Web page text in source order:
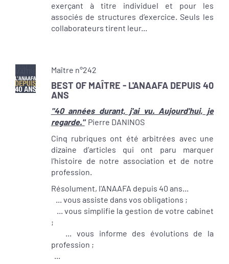
exerçant à titre individuel et pour les
associés de structures d’exercice. Seuls les
collaborateurs tirent leur...
Maître n°242
BEST OF MAÎTRE - L'ANAAFA DEPUIS 40
ANS
"40 années durant, j'ai vu. Aujourd'hui, je
regarde."Pierre DANINOS
Cinq rubriques ont été arbitrées avec une
dizaine d’articles qui ont paru marquer
l’histoire de notre association et de notre
profession.
Résolument, l'ANAAFA depuis 40 ans...
... vous assiste dans vos obligations ;
... vous simplifie la gestion de votre cabinet
;
... vous informe des évolutions de la
profession ;
...